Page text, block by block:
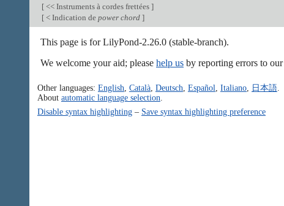
[ << Instruments à cordes frettées ]
[ < Indication de power chord ]
This page is for LilyPond-2.26.0 (stable-branch).
We welcome your aid; please help us by reporting errors to our
Other languages: English Català, Deutsch Español Italiano, 日本語.
About automatic language selection
Disable syntax highlighting– Save syntax highlighting preference